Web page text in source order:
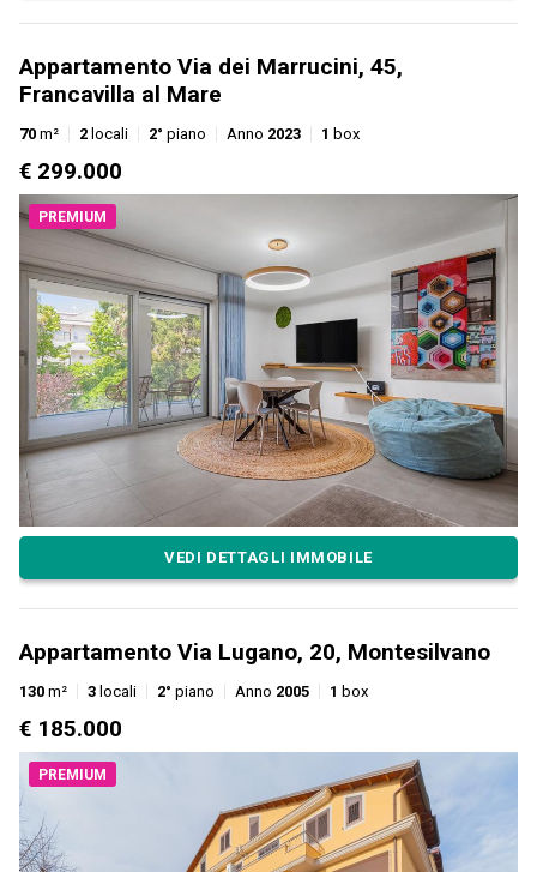
Appartamento Via dei Marrucini, 45,
Francavilla al Mare
70 m² 2 locali 2° piano Anno 2023 1 box
€ 299.000
PREMIUM
VEDI DETTAGLI IMMOBILE
Appartamento Via Lugano, 20, Montesilvano
130 m² 3 locali 2° piano Anno 2005 1 box
€ 185.000
PREMIUM